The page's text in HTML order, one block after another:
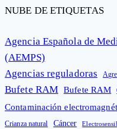
NUBE DE ETIQUETAS
Agencia Española de
(AEMPS)
Agencias reguladoras
Bufete RAM Bufete RAM
Contaminación
Crianza natural Cáncer